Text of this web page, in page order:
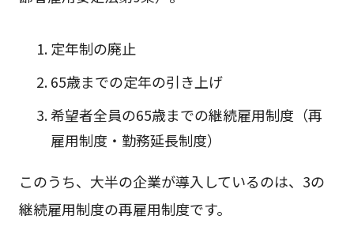
定年制の廃止
65歳までの定年の引き上げ
希望者全員の65歳までの継続雇用制度（再
雇用制度・勤務延長制度）
このうち、大半の企業が導入しているのは、3の
継続雇用制度の再雇用制度です。